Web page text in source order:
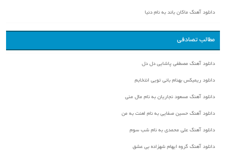
دانلود آهنگ ماکان باند به نام دنیا
مطالب تصادفی
دانلود آهنگ مصطفی پاشایی دل دل
دانلود ریمیکس بهنام بانی تویی انتخابم
دانلود آهنگ مسعود نجاریان به نام مال منی
دانلود آهنگ حسین صفایی به نام لعنت به من
دانلود آهنگ علی محمدی به نام شب سوم
دانلود آهنگ گروه ایهام شهزاده بی عشق